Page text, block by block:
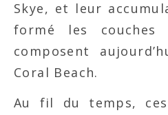
Skye, et leur
formé les
composent
Coral Beach.
Au fil du temps,